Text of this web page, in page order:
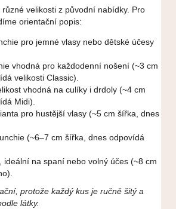
velikosti z původní nabídky. Pro
orientační popis:
pro jemné vlasy nebo dětské účesy
vhodná pro každodenní nošení (~3 cm
velikosti Classic).
vhodná na culíky i drdoly (~4 cm
Midi).
pro hustější vlasy (~5 cm šířka, dnes
(~6–7 cm šířka, dnes odpovídá
ideální na spaní nebo volný účes (~8 cm
protože každý kus je ručně šitý a
látky.